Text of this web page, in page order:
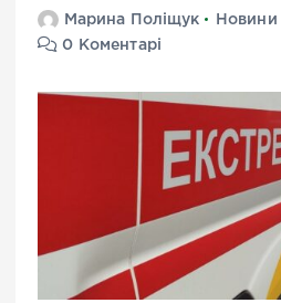
Марина Поліщук Новини
0 Коментарі